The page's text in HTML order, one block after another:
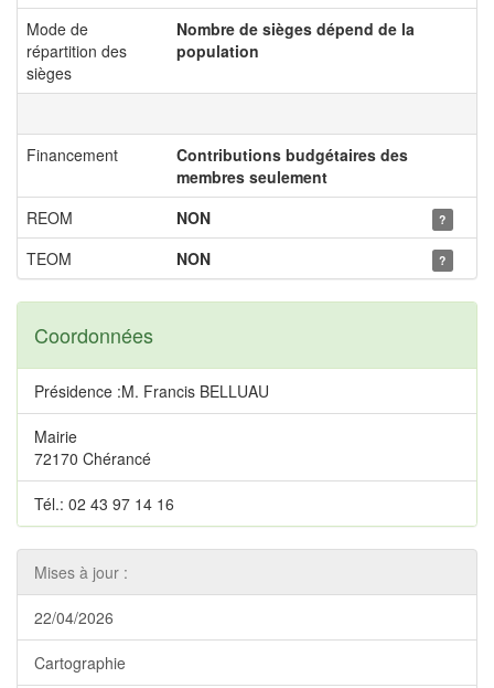
Mode de
répartition des
sièges
Nombre de sièges dépend de la
population
Financement
Contributions budgétaires des
membres seulement
REOM
NON ?
TEOM NON ?
Coordonnées
Présidence :M. Francis BELLUAU
Mairie
72170 Chérancé
Tél.: 02 43 97 14 16
Mises à jour :
22/04/2026
Cartographie